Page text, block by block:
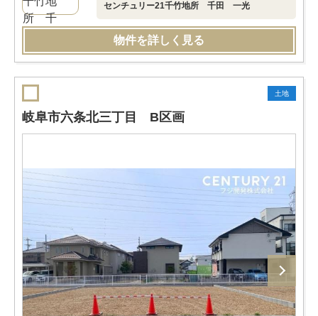
センチュリー21千竹地所 千田 一光
物件を詳しく見る
土地
岐阜市六条北三丁目 B区画